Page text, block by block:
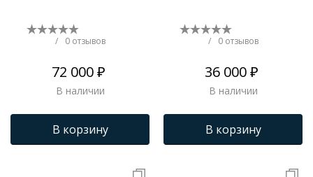
/ 0 отзывов
72 000 ₽
В наличии
В корзину
/ 0 отзывов
36 000 ₽
В наличии
В корзину